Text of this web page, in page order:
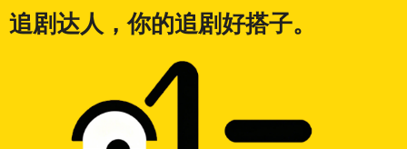
追剧达人，你的追剧好搭子。